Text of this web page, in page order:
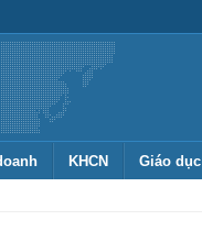
KHCN Giáo dục